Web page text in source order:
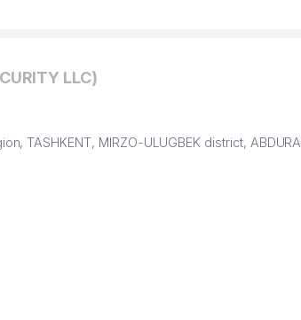
LLC)
TASHKENT, MIRZO-ULUGBEK district,